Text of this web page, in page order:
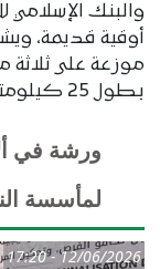
موزعة على ثلاثة
بطول 25 كيلومتراً.
ورشة في
لمأسسة
12/06/2026 - 17:20